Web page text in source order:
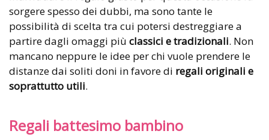
sorgere spesso dei dubbi, ma sono tante le
possibilità di scelta tra cui potersi destreggiare a
partire dagli omaggi più classici e tradizionali. Non
mancano neppure le idee per chi vuole prendere le
distanze dai soliti doni in favore di regali originali e
soprattutto utili.
Regali battesimo bambino